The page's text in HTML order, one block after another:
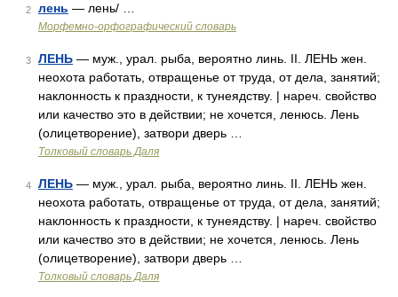
2 лень — лень/ …
Морфемно-орфографический словарь
3 ЛЕНЬ — муж., урал. рыба, вероятно линь. II. ЛЕНЬ жен.
неохота работать, отвращенье от труда, от дела, занятий;
наклонность к праздности, к тунеядству. | нареч. свойство
или качество это в действии; не хочется, ленюсь. Лень
(олицетворение), затвори дверь …
Толковый словарь Даля
4 ЛЕНЬ — муж., урал. рыба, вероятно линь. II. ЛЕНЬ жен.
неохота работать, отвращенье от труда, от дела, занятий;
наклонность к праздности, к тунеядству. | нареч. свойство
или качество это в действии; не хочется, ленюсь. Лень
(олицетворение), затвори дверь …
Толковый словарь Даля